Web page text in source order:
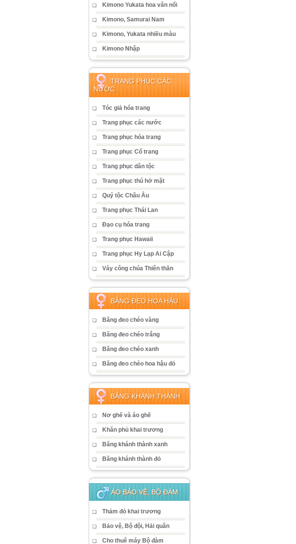
Kimono Yukata hoa văn nổi
Kimono, Samurai Nam
Kimono, Yukata nhiều màu
Kimono Nhập
TRANG PHỤC CÁC
NƯỚC
Tóc giả hóa trang
Trang phục các nước
Trang phục hóa trang
Trang phục Cổ trang
Trang phục dân tộc
Trang phục thú hở mặt
Quý tộc Châu Âu
Trang phục Thái Lan
Đạo cụ hóa trang
Trang phục Hawaii
Trang phục Hy Lạp Ai Cập
Váy công chúa Thiên thần
BĂNG ĐEO HOA HẬU
Băng đeo chéo vàng
Băng đeo chéo trắng
Băng đeo chéo xanh
Băng đeo chéo hoa hậu đỏ
BĂNG KHÁNH THÀNH
Nơ ghế và áo ghế
Khăn phủ khai trương
Băng khánh thành xanh
Băng khánh thành đỏ
ÁO BẢO VỆ, BỘ ĐÀM
Thảm đỏ khai trương
Bảo vệ, Bộ đội, Hải quân
Cho thuê máy Bộ đàm